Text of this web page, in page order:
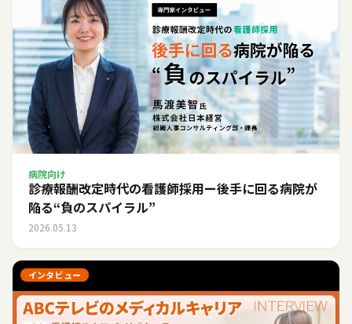
病院向け
診療報酬改定時代の看護師採用ー後手に回る病院が
陥る“負のスパイラル”
2026.05.13
インタビュー